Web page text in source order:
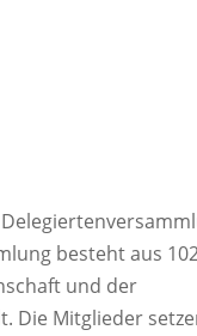
besteht aus
und der
Die Mitglieder